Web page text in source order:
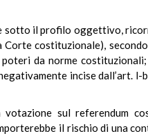
sotto il profilo oggettivo,
Corte costituzionale),
da norme
incise dall’art.
sul referendum
il rischio di una